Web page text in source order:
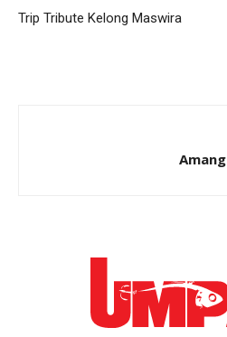
Trip Tribute Kelong Maswira
Amang